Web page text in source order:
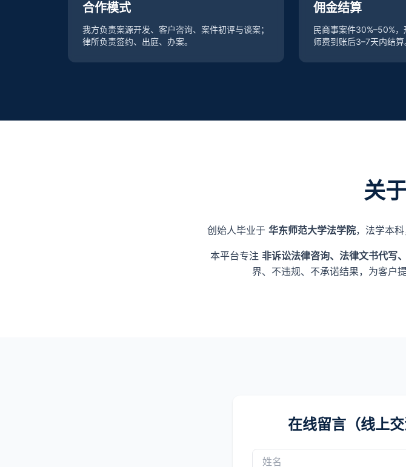
合作模式
我方负责案源开发、客户咨询、案件初评与谈案；
律所负责签约、出庭、办案。
佣金结算
民商事案件30%–50%
师费到账后3–7天内结算
关
创始人毕业于 华东师范大学法学院，法学本科
本平台专注 非诉讼法律咨询、法律文书代写
界、不违规、不承诺结果，为客户
在线留言（线上